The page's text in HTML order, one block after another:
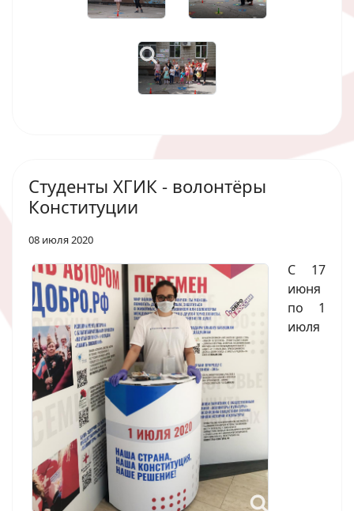
Студенты ХГИК - волонтёры
Конституции
08 июля 2020
С 17
июня
по 1
июля